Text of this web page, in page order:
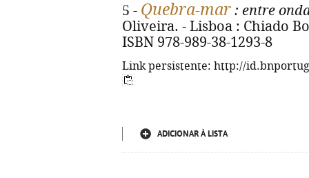
5 - Quebra-mar : entre
Oliveira. - Lisboa : Chiado
ISBN 978-989-38-1293-8
Link persistente: http://
ADICIONAR À LISTA